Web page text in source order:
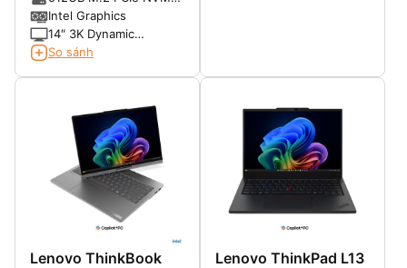
SSD
Intel Graphics
14″ 3K Dynamic
AMOLED 2X, Anti-
So sánh
Lenovo ThinkBook
Lenovo ThinkPad L13